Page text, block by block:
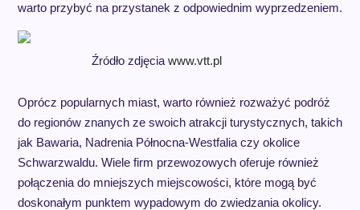
warto przybyć na przystanek z odpowiednim wyprzedzeniem.
Źródło zdjęcia www.vtt.pl
Oprócz popularnych miast, warto również rozważyć podróż
do regionów znanych ze swoich atrakcji turystycznych, takich
jak Bawaria, Nadrenia Północna-Westfalia czy okolice
Schwarzwaldu. Wiele firm przewozowych oferuje również
połączenia do mniejszych miejscowości, które mogą być
doskonałym punktem wypadowym do zwiedzania okolicy.